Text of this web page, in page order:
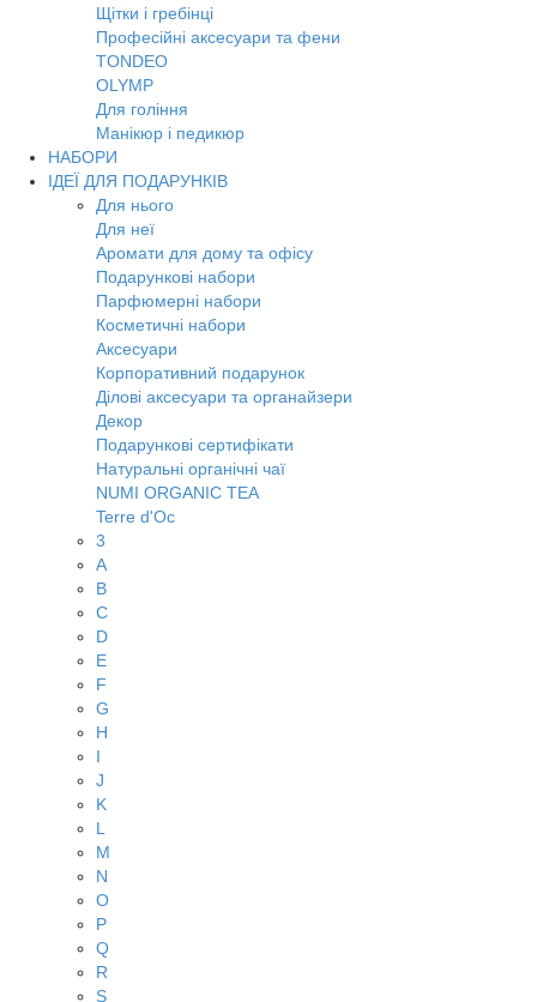
Щітки і гребінці
Професійні аксесуари та фени
TONDEO
OLYMP
Для гоління
Манікюр і педикюр
НАБОРИ
ІДЕЇ ДЛЯ ПОДАРУНКІВ
Для нього
Для неї
Аромати для дому та офісу
Подарункові набори
Парфюмерні набори
Косметичні набори
Аксесуари
Корпоративний подарунок
Ділові аксесуари та органайзери
Декор
Подарункові сертифікати
Натуральні органічні чаї
NUMI ORGANIC TEA
Terre d'Oc
3
A
B
C
D
E
F
G
H
I
J
K
L
M
N
O
P
Q
R
S